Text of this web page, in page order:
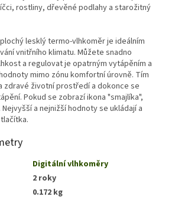
rostliny, dřevěné podlahy a starožitný
lesklý termo-vlhkoměr je ideálním
vnitřního klimatu. Můžete snadno
a regulovat je opatrným vytápěním a
mimo zónu komfortní úrovně. Tím
zdravé životní prostředí a dokonce se
Pokud se zobrazí ikona "smajlíka",
a nejnižší hodnoty se ukládají a
Digitální vlhkoměry
2 roky
0.172 kg